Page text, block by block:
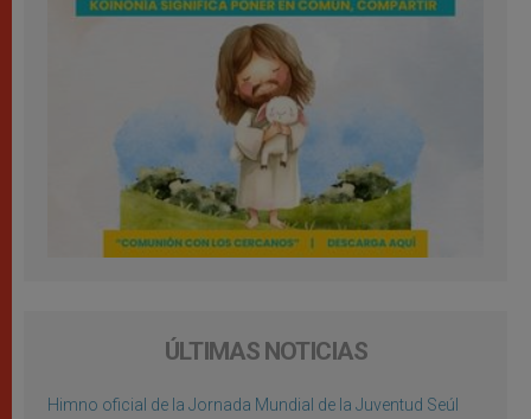
ÚLTIMAS NOTICIAS
Himno oficial de la Jornada Mundial de la Juventud Seúl